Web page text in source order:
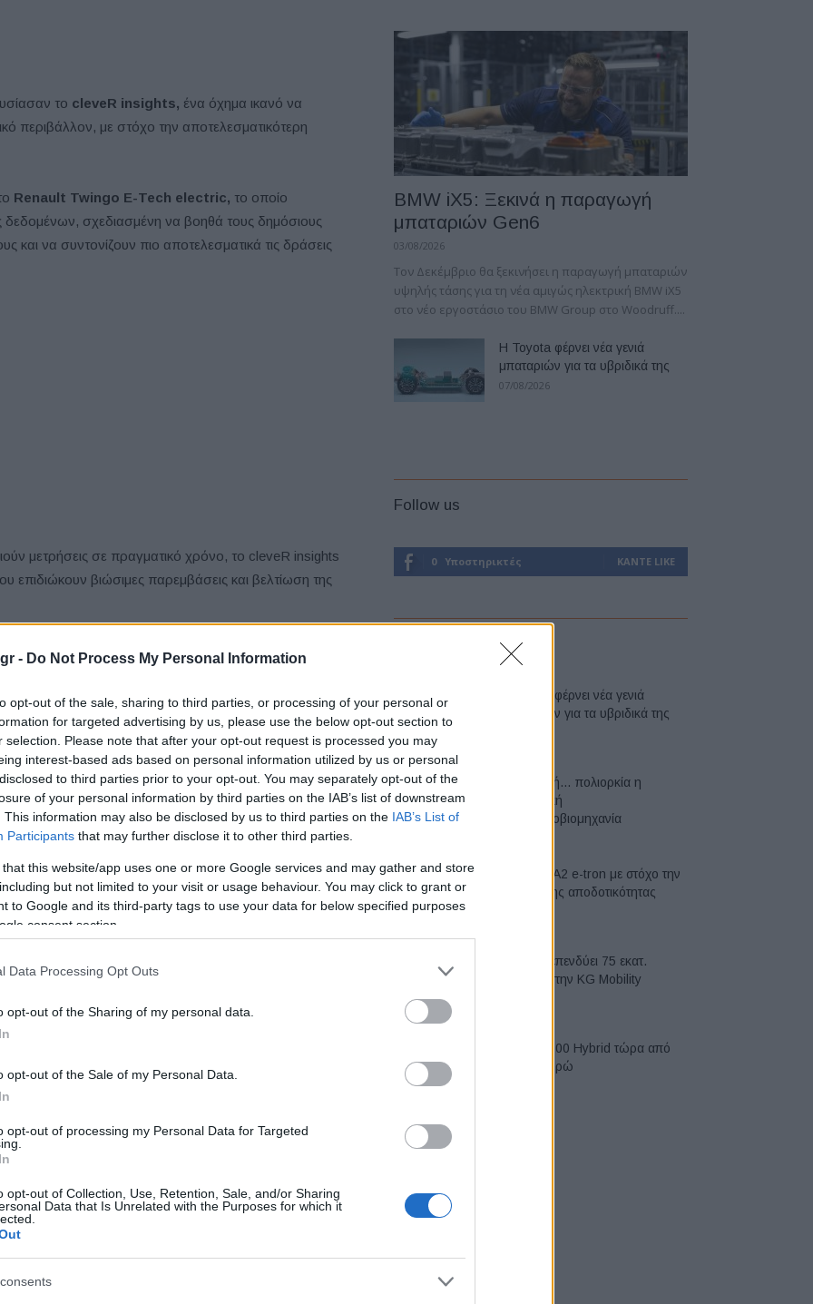
- Do Not Process My Personal Information
opt-out of the sale, sharing to third parties, or processing of your personal or
for targeted advertising by us, please use the below opt-out section to
selection. Please note that after your opt-out request is processed you may
interest-based ads based on personal information utilized by us or personal
to third parties prior to your opt-out. You may separately opt-out of the
of your personal information by third parties on the IAB’s list of downstream
This information may also be disclosed by us to third parties on the IAB’s List of
Participants that may further disclose it to other third parties.
that this website/app uses one or more Google services and may gather and store
but not limited to your visit or usage behaviour. You may click to grant or
to Google and its third-party tags to use your data for below specified purposes
consent section.
Data Processing Opt Outs
opt-out of the Sharing of my personal data.
opt-out of the Sale of my Personal Data.
opt-out of processing my Personal Data for Targeted
opt-out of Collection, Use, Retention, Sale, and/or Sharing
Data that Is Unrelated with the Purposes for which it
το cleveR insights, ένα όχημα ικανό να
περιβάλλον, με στόχο την αποτελεσματικότερη
Renault Twingo E-Tech electric, το οποίο
δεδομένων, σχεδιασμένη να βοηθά τους δημόσιους
και να συντονίζουν πιο αποτελεσματικά τις δράσεις
μετρήσεις σε πραγματικό χρόνο, το cleveR insights
επιδιώκουν βιώσιμες παρεμβάσεις και βελτίωση της
BMW iX5: Ξεκινά η παραγωγή
μπαταριών Gen6
03/08/2026
Τον Δεκέμβριο θα ξεκινήσει η παραγωγή μπαταριών
υψηλής τάσης για τη νέα αμιγώς ηλεκτρική BMW iX5
στο νέο εργοστάσιο του BMW Group στο Woodruff....
Η Toyota φέρνει νέα γενιά
μπαταριών για τα υβριδικά της
07/08/2026
Follow us
0 Υποστηρικτές ΚΆΝΤΕ LIKE
Η Toyota φέρνει νέα γενιά
μπαταριών για τα υβριδικά της
Σε κινεζική… πολιορκία η
ευρωπαϊκή
αυτοκινητοβιομηχανία
Νέο Audi A2 e-tron με στόχο την
κορυφή της αποδοτικότητας
Η Chery επενδύει 75 εκατ.
δολάρια στην KG Mobility
Το FIAT 500 Hybrid τώρα από
18.990 ευρώ